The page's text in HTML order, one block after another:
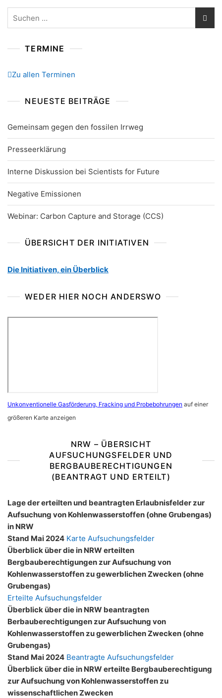
TERMINE
Zu allen Terminen
NEUESTE BEITRÄGE
Gemeinsam gegen den fossilen Irrweg
Presseerklärung
Interne Diskussion bei Scientists for Future
Negative Emissionen
Webinar: Carbon Capture and Storage (CCS)
ÜBERSICHT DER INITIATIVEN
Die Initiativen, ein Überblick
WEDER HIER NOCH ANDERSWO
Unkonventionelle Gasförderung, Fracking und Probebohrungen auf einer
größeren Karte anzeigen
NRW – ÜBERSICHT
AUFSUCHUNGSFELDER UND
BERGBAUBERECHTIGUNGEN
(BEANTRAGT UND ERTEILT)
Lage der erteilten und beantragten Erlaubnisfelder zur
Aufsuchung von Kohlenwasserstoffen (ohne Grubengas)
in NRW
Stand Mai 2024 Karte Aufsuchungsfelder
Überblick über die in NRW erteilten
Bergbauberechtigungen zur Aufsuchung von
Kohlenwasserstoffen zu gewerblichen Zwecken (ohne
Grubengas)
Erteilte Aufsuchungsfelder
Überblick über die in NRW beantragten
Berbauberechtigungen zur Aufsuchung von
Kohlenwasserstoffen zu gewerblichen Zwecken (ohne
Grubengas)
Stand Mai 2024 Beantragte Aufsuchungsfelder
Überblick über die in NRW erteilte Bergbauberechtigung
zur Aufsuchung von Kohlenwasserstoffen zu
wissenschaftlichen Zwecken